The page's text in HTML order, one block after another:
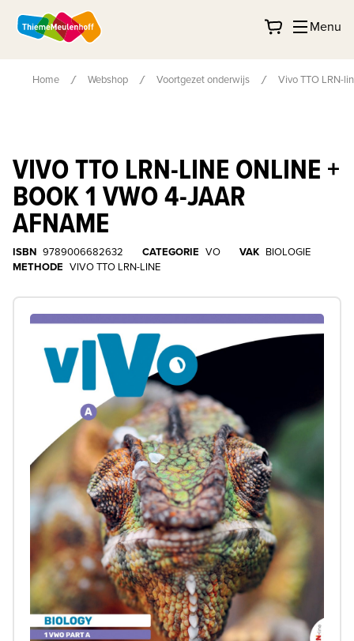
Menu
Home Webshop Voortgezet onderwijs Vivo TTO LRN-
VIVO TTO LRN-LINE ONLINE +
BOOK 1 VWO 4-JAAR
AFNAME
ISBN 9789006682632 CATEGORIE VO VAK BIOLOGIE
METHODE VIVO TTO LRN-LINE